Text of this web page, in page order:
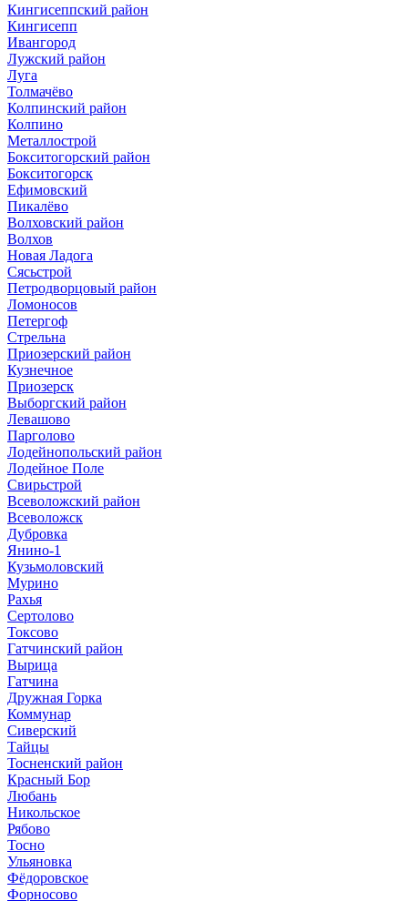
Кингисеппский район
Кингисепп
Ивангород
Лужский район
Луга
Толмачёво
Колпинский район
Колпино
Металлострой
Бокситогорский район
Бокситогорск
Ефимовский
Пикалёво
Волховский район
Волхов
Новая Ладога
Сясьстрой
Петродворцовый район
Ломоносов
Петергоф
Стрельна
Приозерский район
Кузнечное
Приозерск
Выборгский район
Левашово
Парголово
Лодейнопольский район
Лодейное Поле
Свирьстрой
Всеволожский район
Всеволожск
Дубровка
Янино-1
Кузьмоловский
Мурино
Рахья
Сертолово
Токсово
Гатчинский район
Вырица
Гатчина
Дружная Горка
Коммунар
Сиверский
Тайцы
Тосненский район
Красный Бор
Любань
Никольское
Рябово
Тосно
Ульяновка
Фёдоровское
Форносово